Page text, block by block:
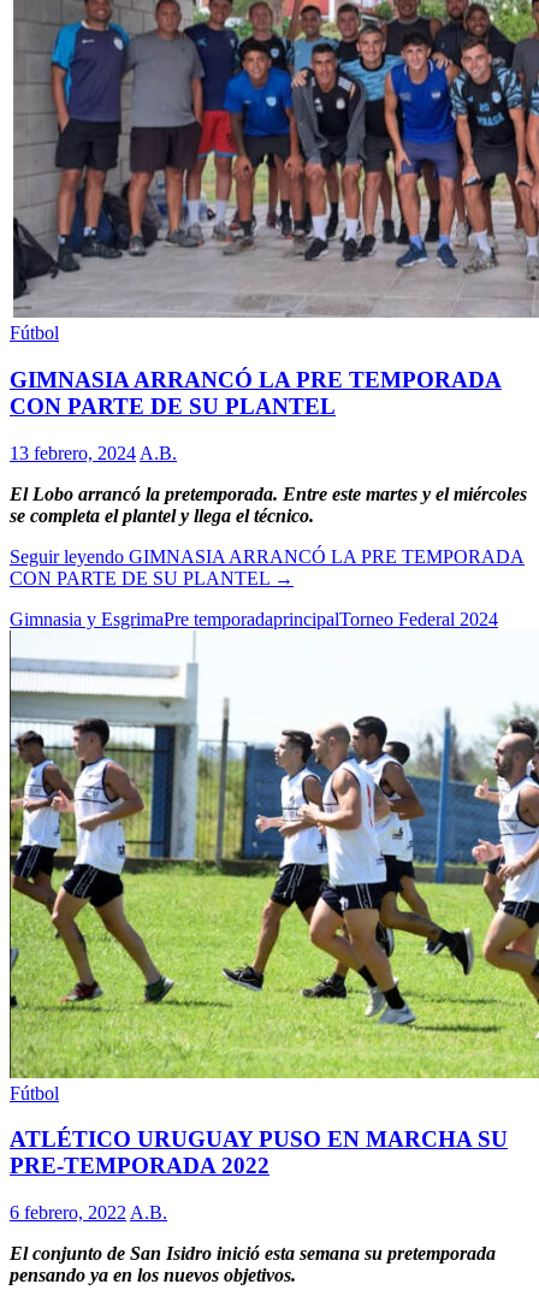
Fútbol
GIMNASIA ARRANCÓ LA PRE TEMPORADA
CON PARTE DE SU PLANTEL
13 febrero, 2024 A.B.
El Lobo arrancó la pretemporada. Entre este martes y el miércoles
se completa el plantel y llega el técnico.
Seguir leyendo GIMNASIA ARRANCÓ LA PRE TEMPORADA
CON PARTE DE SU PLANTEL →
Gimnasia y EsgrimaPre temporadaprincipalTorneo Federal 2024
Fútbol
ATLÉTICO URUGUAY PUSO EN MARCHA SU
PRE-TEMPORADA 2022
6 febrero, 2022 A.B.
El conjunto de San Isidro inició esta semana su pretemporada
pensando ya en los nuevos objetivos.